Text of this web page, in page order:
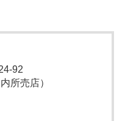
92
所売店）